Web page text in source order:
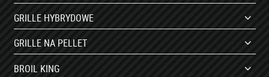
GRILLE HYBRYDOWE
GRILLE NA PELLET
BROIL KING